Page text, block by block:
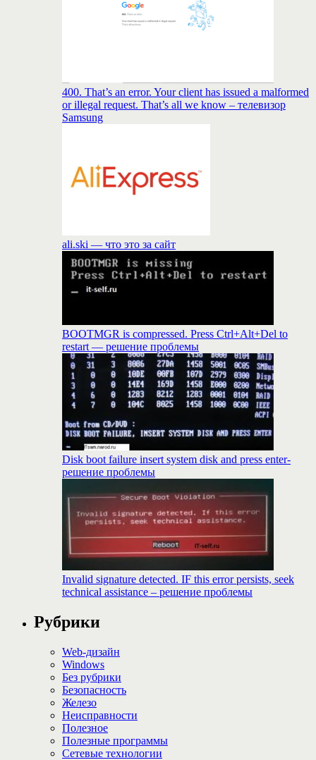
400. That’s an error. Your client has issued a malformed
or illegal request. That’s all we know – телевизор
Samsung
ali.ski — что это за сайт
BOOTMGR is compressed. Press Ctrl+Alt+Del to
restart — решение проблемы
Disk boot failure insert system disk and press enter-
решение проблемы
Invalid signature detected. IF this error persists, seek
technical assistance – решение проблемы
Рубрики
Web-дизайн
Windows
Без рубрики
Безопасность
Железо
Неисправности
Полезное
Полезные программы
Сетевые технологии